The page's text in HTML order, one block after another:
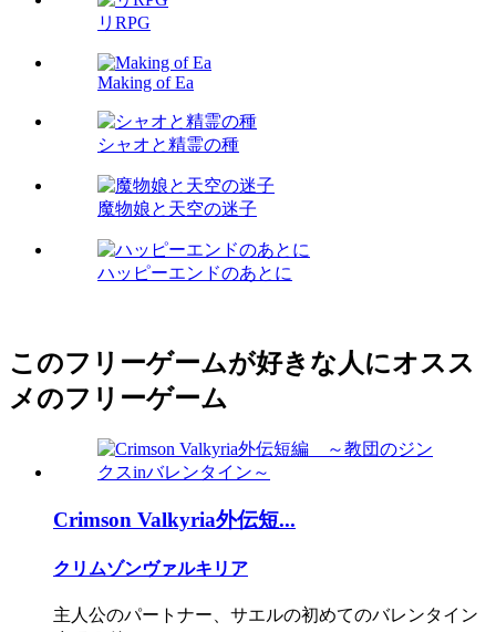
リRPG
Making of Ea
シャオと精霊の種
魔物娘と天空の迷子
ハッピーエンドのあとに
このフリーゲームが好きな人にオスス
メのフリーゲーム
Crimson Valkyria外伝短...
クリムゾンヴァルキリア
主人公のパートナー、サエルの初めてのバレンタイン